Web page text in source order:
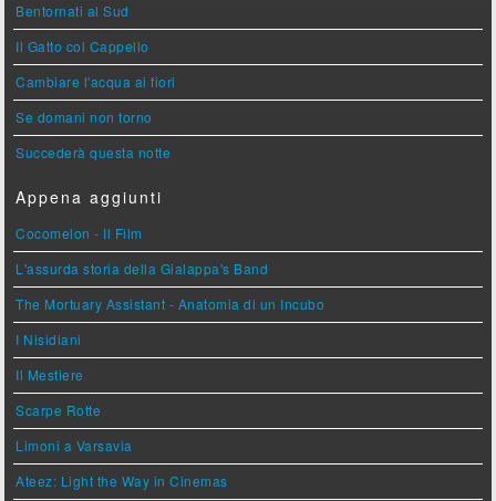
Bentornati al Sud
Il Gatto col Cappello
Cambiare l'acqua ai fiori
Se domani non torno
Succederà questa notte
Appena aggiunti
Cocomelon - Il Film
L'assurda storia della Gialappa's Band
The Mortuary Assistant - Anatomia di un Incubo
I Nisidiani
Il Mestiere
Scarpe Rotte
Limoni a Varsavia
Ateez: Light the Way in Cinemas